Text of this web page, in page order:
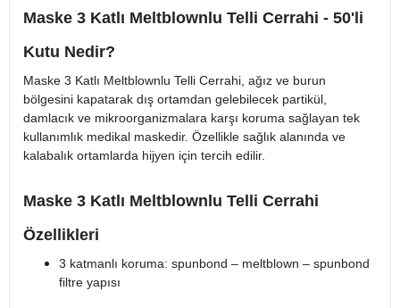
Maske 3 Katlı Meltblownlu Telli Cerrahi - 50'li
Kutu Nedir?
Maske 3 Katlı Meltblownlu Telli Cerrahi, ağız ve burun
bölgesini kapatarak dış ortamdan gelebilecek partikül,
damlacık ve mikroorganizmalara karşı koruma sağlayan tek
kullanımlık medikal maskedir. Özellikle sağlık alanında ve
kalabalık ortamlarda hijyen için tercih edilir.
Maske 3 Katlı Meltblownlu Telli Cerrahi
Özellikleri
3 katmanlı koruma: spunbond – meltblown – spunbond
filtre yapısı